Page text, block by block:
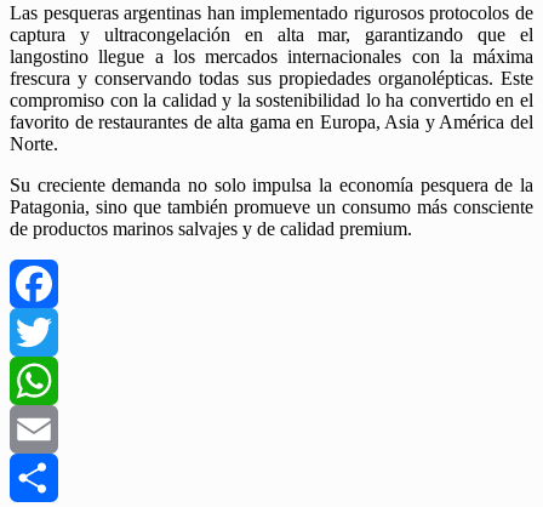
Las pesqueras argentinas han implementado rigurosos protocolos de
captura y ultracongelación en alta mar, garantizando que el
langostino llegue a los mercados internacionales con la máxima
frescura y conservando todas sus propiedades organolépticas. Este
compromiso con la calidad y la sostenibilidad lo ha convertido en el
favorito de restaurantes de alta gama en Europa, Asia y América del
Norte.
Su creciente demanda no solo impulsa la economía pesquera de la
Patagonia, sino que también promueve un consumo más consciente
de productos marinos salvajes y de calidad premium.
Facebook
Twitter
WhatsApp
Email